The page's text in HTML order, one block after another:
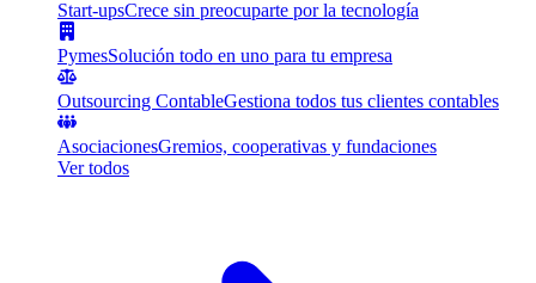
Start-upsCrece sin preocuparte por la tecnología
PymesSolución todo en uno para tu empresa
Outsourcing ContableGestiona todos tus clientes contables
AsociacionesGremios, cooperativas y fundaciones
Ver todos